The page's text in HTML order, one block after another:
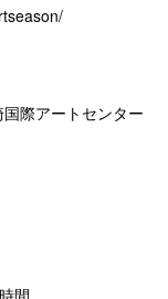
際アートセンター